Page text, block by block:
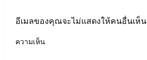
อีเมลของคุณจะไม่แสดงให้คนอื่นเห็น
ความเห็น